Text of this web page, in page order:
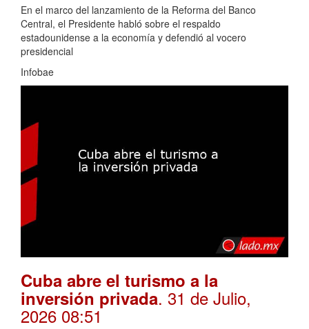
En el marco del lanzamiento de la Reforma del Banco
Central, el Presidente habló sobre el respaldo
estadounidense a la economía y defendió al vocero
presidencial
Infobae
Cuba abre el turismo a la
inversión privada. 31 de Julio,
2026 08:51